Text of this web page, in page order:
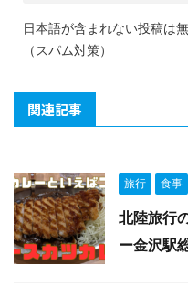
日本語が含まれない投稿は
（スパム対策）
関連記事
旅行 食事
北陸旅行
ー金沢駅